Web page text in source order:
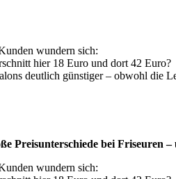
wundern sich:
hier 18 Euro und dort 42 Euro?
deutlich günstiger – obwohl die
Preisunterschiede bei Friseuren
wundern sich: